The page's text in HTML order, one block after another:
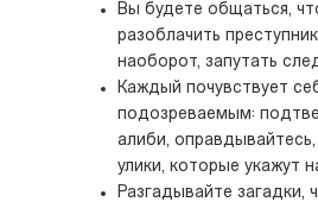
Вы будете общаться,
разоблачить
наоборот, запутать
Каждый почувствует
подозреваемым:
алиби,
улики, которые укажут
Разгадывайте загадки,